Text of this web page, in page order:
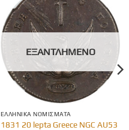
ΕΞΑΝΤΛΗΜΈΝΟ
ΕΛΛΗΝΙΚΆ ΝΟΜΊΣΜΑΤΑ
1831 20 lepta Greece NGC AU53